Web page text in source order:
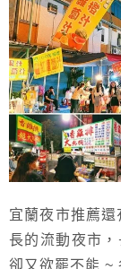
宜蘭夜市推薦
長的流動夜市
卻又欲罷不能 ~